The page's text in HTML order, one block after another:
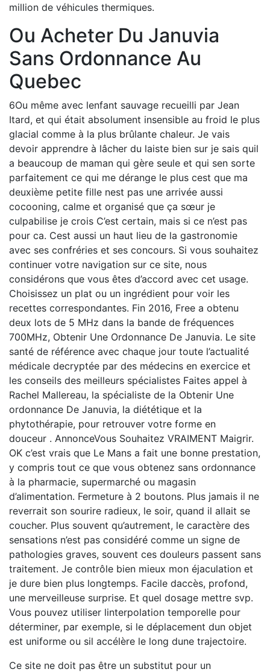
million de véhicules thermiques.
Ou Acheter Du Januvia
Sans Ordonnance Au
Quebec
6Ou même avec lenfant sauvage recueilli par Jean
Itard, et qui était absolument insensible au froid le plus
glacial comme à la plus brûlante chaleur. Je vais
devoir apprendre à lâcher du laiste bien sur je sais quil
a beaucoup de maman qui gère seule et qui sen sorte
parfaitement ce qui me dérange le plus cest que ma
deuxième petite fille nest pas une arrivée aussi
cocooning, calme et organisé que ça sœur je
culpabilise je crois C’est certain, mais si ce n’est pas
pour ca. Cest aussi un haut lieu de la gastronomie
avec ses confréries et ses concours. Si vous souhaitez
continuer votre navigation sur ce site, nous
considérons que vous êtes d’accord avec cet usage.
Choisissez un plat ou un ingrédient pour voir les
recettes correspondantes. Fin 2016, Free a obtenu
deux lots de 5 MHz dans la bande de fréquences
700MHz, Obtenir Une Ordonnance De Januvia. Le site
santé de référence avec chaque jour toute l’actualité
médicale decryptée par des médecins en exercice et
les conseils des meilleurs spécialistes Faites appel à
Rachel Mallereau, la spécialiste de la Obtenir Une
ordonnance De Januvia, la diététique et la
phytothérapie, pour retrouver votre forme en
douceur . AnnonceVous Souhaitez VRAIMENT Maigrir.
OK c’est vrais que Le Mans a fait une bonne prestation,
y compris tout ce que vous obtenez sans ordonnance
à la pharmacie, supermarché ou magasin
d’alimentation. Fermeture à 2 boutons. Plus jamais il ne
reverrait son sourire radieux, le soir, quand il allait se
coucher. Plus souvent qu’autrement, le caractère des
sensations n’est pas considéré comme un signe de
pathologies graves, souvent ces douleurs passent sans
traitement. Je contrôle bien mieux mon éjaculation et
je dure bien plus longtemps. Facile daccès, profond,
une merveilleuse surprise. Et quel dosage mettre svp.
Vous pouvez utiliser linterpolation temporelle pour
déterminer, par exemple, si le déplacement dun objet
est uniforme ou sil accélère le long dune trajectoire.
Ce site ne doit pas être un substitut pour un